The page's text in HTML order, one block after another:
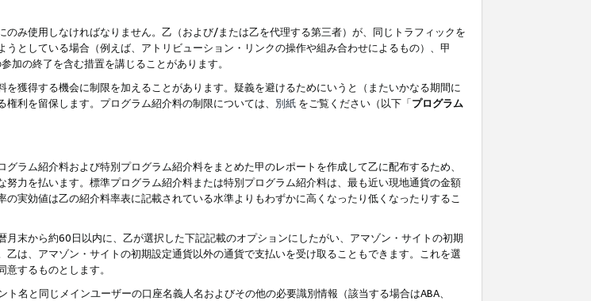
み使用しなければなりません。乙（および/または乙を代理する第三者）が、同じトラフィックを
としている場合（例えば、アトリビューション・リンクの操作や組み合わせによるもの）、甲
加の終了を含む措置を講じることがあります。
獲得する機会に制限を加えることがあります。疑義を避けるためにいうと（またいかなる期間に
利を留保します。プログラム紹介料の制限については、 別紙 をご覧ください（以下「プログラム
ラム紹介料および特別プログラム紹介料をまとめた甲のレポートを作成して乙に配布するため、
力を払います。標準プログラム紹介料または特別プログラム紹介料は、最も近い現地通貨の金額
実効値は乙の紹介料率表に記載されている水準よりもわずかに高くなったり低くなったりするこ
末から約60日以内に、乙が選択した下記記載のオプションにしたがい、アマゾン・サイトの初期
は、アマゾン・サイトの初期設定通貨以外の通貨で支払いを受け取ることもできます。これを選
するものとします。
名と同じメインユーザーの口座名義人名およびその他の必要識別情報（該当する場合はABA、